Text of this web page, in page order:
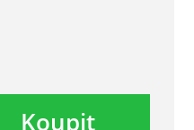
Koupit